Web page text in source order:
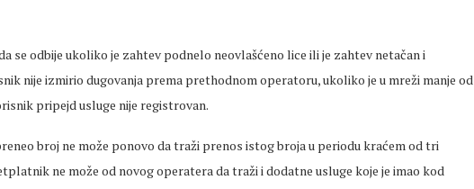
se odbije ukoliko je zahtev podnelo neovlašćeno lice ili je zahtev netačan i
nije izmirio dugovanja prema prethodnom operatoru, ukoliko je u mreži manje od
pripejd usluge nije registrovan.
broj ne može ponovo da traži prenos istog broja u periodu kraćem od tri
ne može od novog operatera da traži i dodatne usluge koje je imao kod